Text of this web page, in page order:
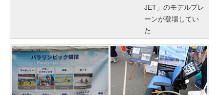
JET」のモデルプレ
ーンが登場してい
た